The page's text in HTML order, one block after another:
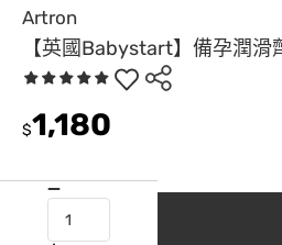
Artron
【英國Babystart】備孕潤
$1,180